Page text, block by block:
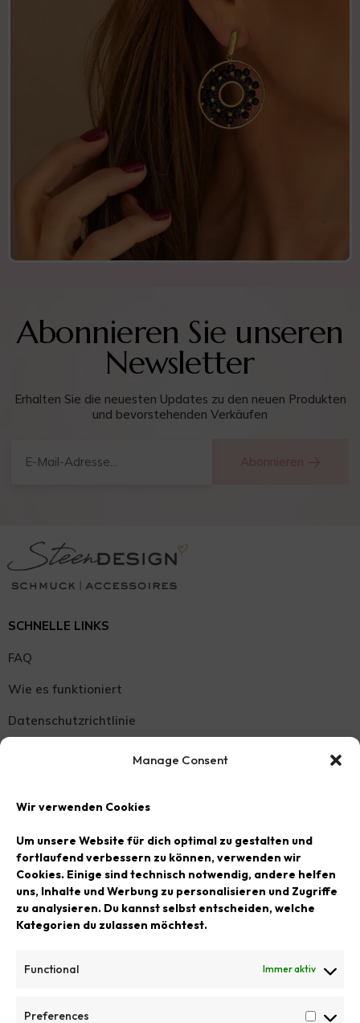
Manage Consent
Wir verwenden Cookies
Um unsere Website für dich optimal zu gestalten und
fortlaufend verbessern zu können, verwenden wir
Cookies. Einige sind technisch notwendig, andere helfen
uns, Inhalte und Werbung zu personalisieren und Zugriffe
zu analysieren. Du kannst selbst entscheiden, welche
Kategorien du zulassen möchtest.
Functional Immer aktiv
Preferences
Abonnieren Sie unseren
Newsletter
Erhalten Sie die neuesten Updates zu den neuen Produkten
und bevorstehenden Verkäufen
Abonnieren 🡢
SCHNELLE LINKS
FAQ
Wie es funktioniert
Datenschutzrichtlinie
Halsketten
Armbänder
Ohrringe
Rechteckige Tabletts